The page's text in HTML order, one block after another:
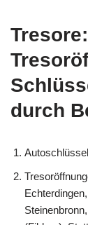
durch